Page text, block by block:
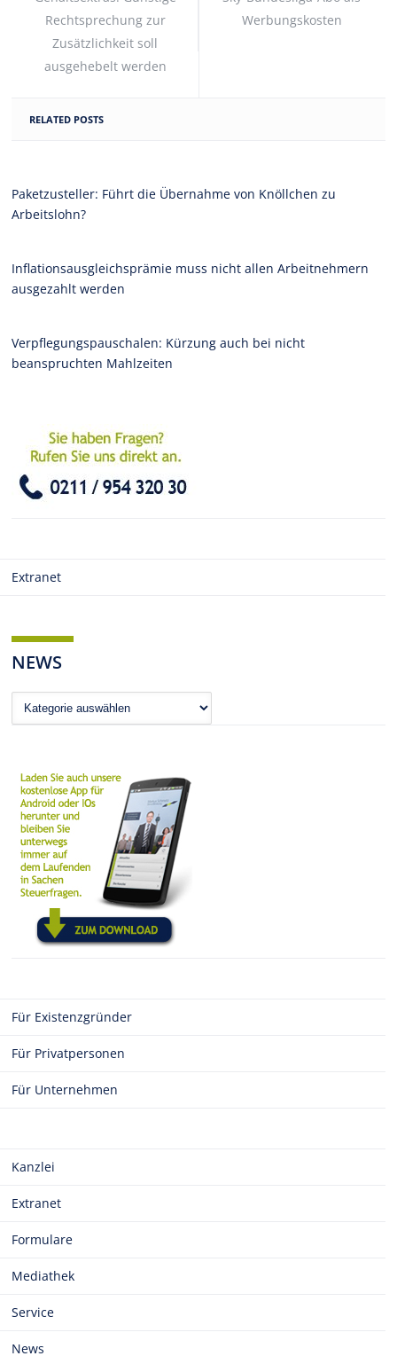
Rechtsprechung zur
Zusätzlichkeit soll
ausgehebelt werden
Werbungskosten
RELATED POSTS
Paketzusteller: Führt die Übernahme von Knöllchen zu
Arbeitslohn?
Inflationsausgleichsprämie muss nicht allen Arbeitnehmern
ausgezahlt werden
Verpflegungspauschalen: Kürzung auch bei nicht
beanspruchten Mahlzeiten
Extranet
NEWS
News
Für Existenzgründer
Für Privatpersonen
Für Unternehmen
Kanzlei
Extranet
Formulare
Mediathek
Service
News